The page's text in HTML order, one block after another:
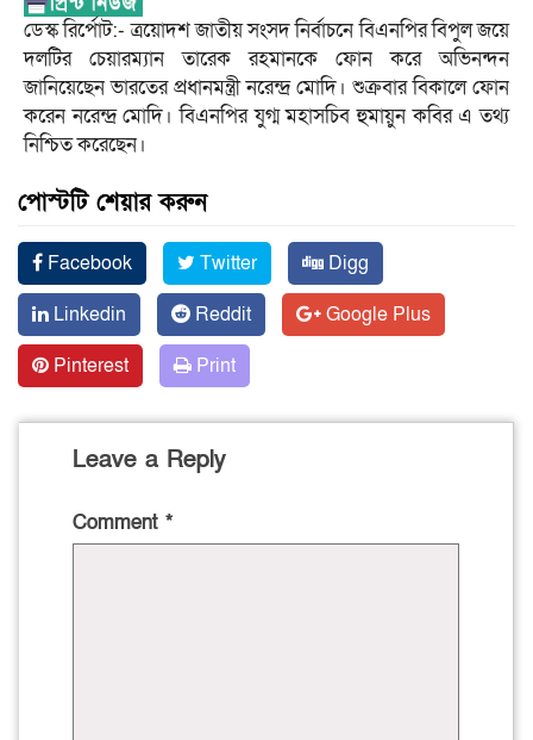
ডেস্ক রির্পোট:- ত্রয়োদশ জাতীয় সংসদ নির্বাচনে বিএনপির বিপুল জয়ে
দলটির চেয়ারম্যান তারেক রহমানকে ফোন করে অভিনন্দন
জানিয়েছেন ভারতের প্রধানমন্ত্রী নরেন্দ্র মোদি। শুক্রবার বিকালে ফোন
করেন নরেন্দ্র মোদি। বিএনপির যুগ্ম মহাসচিব হুমায়ুন কবির এ তথ্য
নিশ্চিত করেছেন।
পোস্টটি শেয়ার করুন
Facebook Twitter
Digg
Linkedin
Reddit
Google Plus
Pinterest
Print
Leave a Reply
Comment *